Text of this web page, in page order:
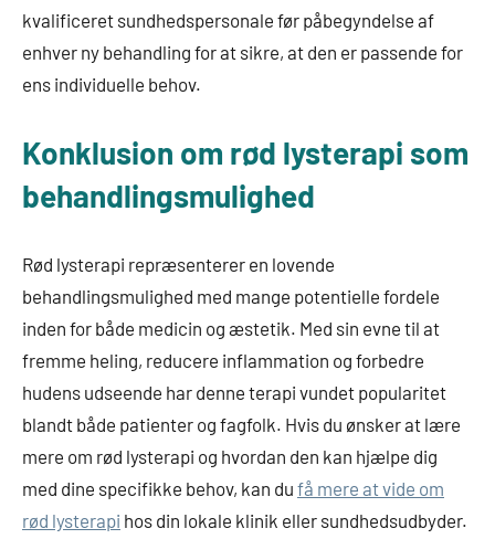
kvalificeret sundhedspersonale før påbegyndelse af
enhver ny behandling for at sikre, at den er passende for
ens individuelle behov.
Konklusion om rød lysterapi som
behandlingsmulighed
Rød lysterapi repræsenterer en lovende
behandlingsmulighed med mange potentielle fordele
inden for både medicin og æstetik. Med sin evne til at
fremme heling, reducere inflammation og forbedre
hudens udseende har denne terapi vundet popularitet
blandt både patienter og fagfolk. Hvis du ønsker at lære
mere om rød lysterapi og hvordan den kan hjælpe dig
med dine specifikke behov, kan du få mere at vide om
rød lysterapi hos din lokale klinik eller sundhedsudbyder.